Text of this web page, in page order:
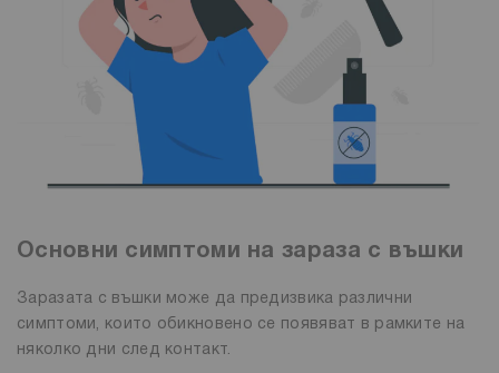
Основни симптоми на зараза с въшки
Заразата с въшки може да предизвика различни
симптоми, които обикновено се появяват в рамките на
няколко дни след контакт.